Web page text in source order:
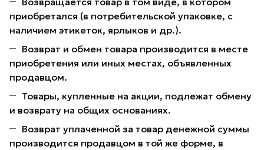
приобретался (в потребительской упаковке, с
наличием этикеток, ярлыков и др.).
Возврат и обмен товара производится в месте
приобретения или иных местах, объявленных
продавцом.
Товары, купленные на акции, подлежат обмену
и возврату на общих основаниях.
Возврат уплаченной за товар денежной суммы
производится продавцом в той же форме, в